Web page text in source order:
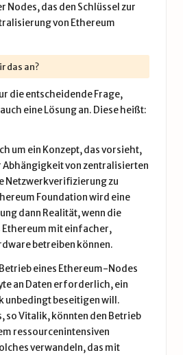
Nodes, das den Schlüssel zur
von Ethereum
das an?
die entscheidende Frage,
eine Lösung an. Diese heißt:
um ein Konzept, das vorsieht,
Abhängigkeit von zentralisierten
Netzwerkverifizierung zu
Foundation wird eine
dann Realität, wenn die
Ethereum mit einfacher,
betreiben können.
eines Ethereum-Nodes
an Daten erforderlich, ein
unbedingt beseitigen will.
so Vitalik, könnten den Betrieb
ressourcenintensiven
verwandeln, das mit